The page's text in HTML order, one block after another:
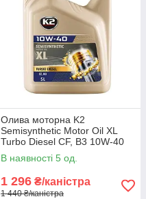
Олива моторна K2
Semisynthetic Motor Oil XL
Turbo Diesel CF, B3 10W-40
5л (O2055E)
В наявності 5 од.
1 296 ₴/каністра
1 440 ₴/каністра